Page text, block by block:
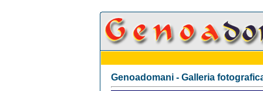
Genoadomani - Galleria